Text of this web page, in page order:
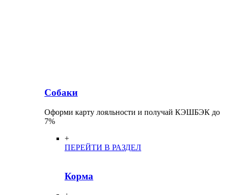
Собаки
Оформи карту лояльности и получай КЭШБЭК до
7%
+
ПЕРЕЙТИ В РАЗДЕЛ
Корма